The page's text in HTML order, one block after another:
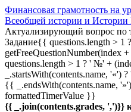
Финансовая грамотность на
Всеобщей истории и Истории
Актуализирующий вопрос по
Задание{{ questions.length > 1
getFreeQuestionNumber(index
questions.length > 1 ? ' №' +
_.startsWith(contents.name,
{{ _.endsWith(contents.name,
formattedTimerValue }}
{{ _.join(contents.grades, ',')}}